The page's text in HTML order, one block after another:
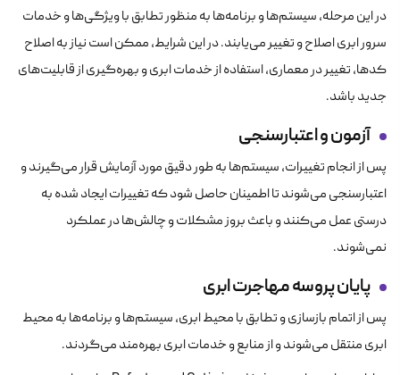
در این مرحله، سیستم‌ها و برنامه‌ها به منظور تطابق با ویژگی‌ها و خدمات
سرور ابری اصلاح و تغییر می‌یابند. در این شرایط، ممکن است نیاز به اصلاح
کدها، تغییر در معماری، استفاده از خدمات ابری و بهره‌گیری از قابلیت‌های
جدید باشد.
آزمون و اعتبارسنجی
پس از انجام تغییرات، سیستم‌ها به طور دقیق مورد آزمایش قرار می‌گیرند و
اعتبارسنجی می‌شوند تا اطمینان حاصل شود که تغییرات ایجاد شده به
درستی عمل می‌کنند و باعث بروز مشکلات و چالش‌ها در عملکرد
نمی‌شوند.
پایان پروسه مهاجرت ابری
پس از اتمام بازسازی و تطابق با محیط ابری، سیستم‌ها و برنامه‌ها به محیط
ابری منتقل می‌شوند و از منابع و خدمات ابری بهره‌مند می‌گردند.